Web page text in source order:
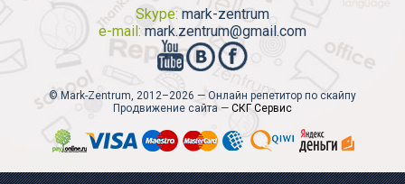
Skype: mark-zentrum
e-mail: mark.zentrum@gmail.com
© Mark-Zentrum, 2012–2026 — Онлайн репетитор по скайпу
Продвижение сайта — СКГ Сервис